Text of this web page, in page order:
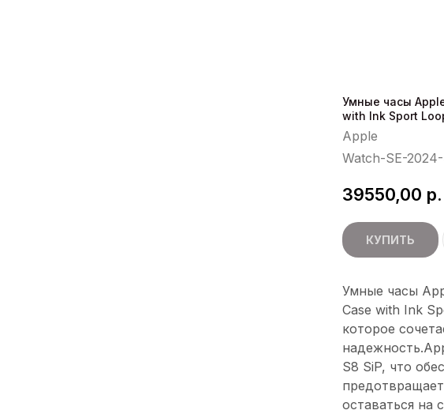
Умные часы
with Ink Sport
Apple
Watch-SE-
39550,00 р.
КУПИТЬ
Умные часы
Case with Ink
которое
S8 SiP, что
оставаться на